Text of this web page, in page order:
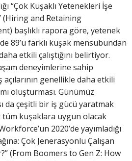
“Çok Kuşaklı Yetenekleri İşe
(Hiring and Retaining
başlıklı rapora göre, yetenek
89’u farklı kuşak mensubundan
etkili çalıştığını belirtiyor.
deneyimlerine sahip
genellikle daha etkili
oluşturması. Günümüz
da çeşitli bir iş gücü yaratmak
tüm kuşaklara uygun olacak
2020’de yayımladığı
Çok Jenerasyonlu Çalışan
(From Boomers to Gen Z: How